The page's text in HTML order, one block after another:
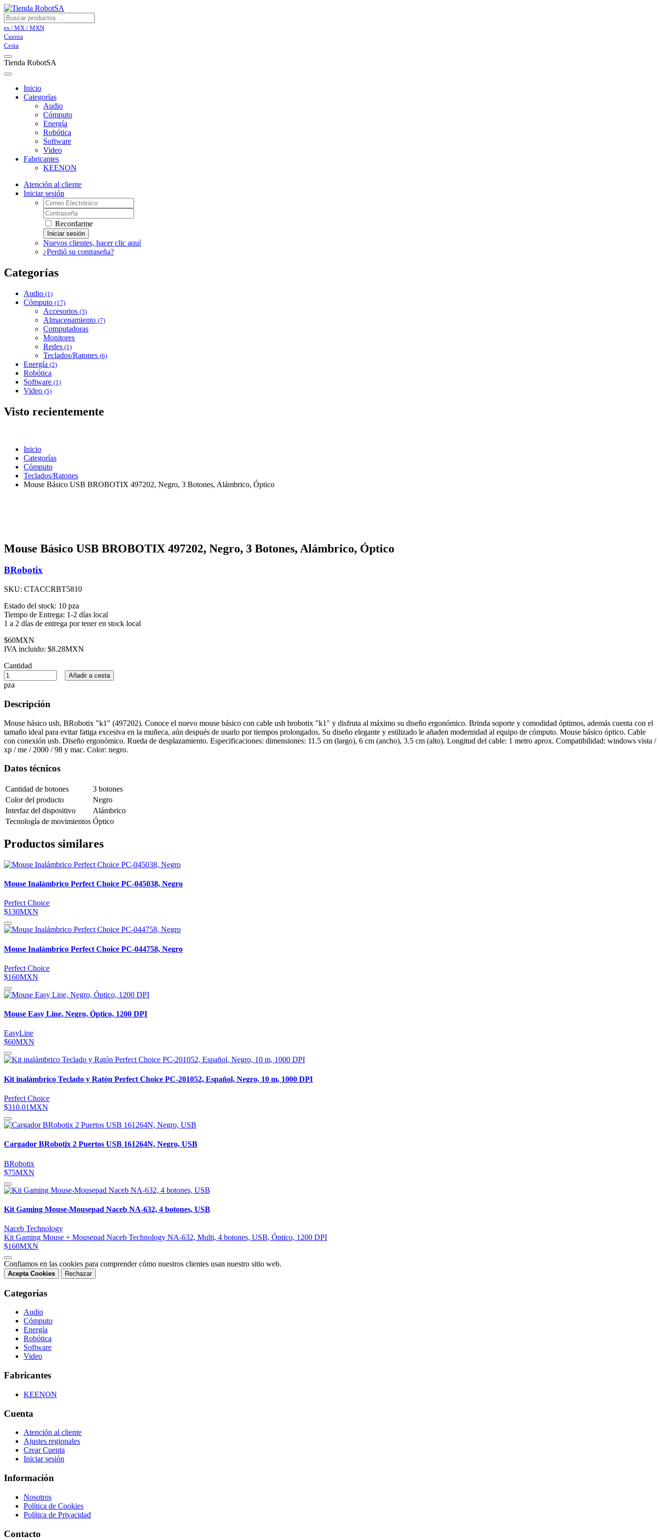
es / MX / MXN
Cuenta
Cesta
Tienda RobotSA
Inicio
Categorías
Audio
Cómputo
Energía
Robótica
Software
Video
Fabricantes
KEENON
Atención al cliente
Iniciar sesión
Recordarme
Iniciar sesión
Nuevos clientes, hacer clic aquí
¿Perdió su contraseña?
Categorías
Audio (1)
Cómputo (17)
Accesorios (3)
Almacenamiento (7)
Computadoras
Monitores
Redes (1)
Teclados/Ratones (6)
Energía (2)
Robótica
Software (1)
Video (5)
Visto recientemente
Inicio
Categorías
Cómputo
Teclados/Ratones
Mouse Básico USB BROBOTIX 497202, Negro, 3 Botones, Alámbrico, Óptico
Mouse Básico USB BROBOTIX 497202, Negro, 3 Botones, Alámbrico, Óptico
BRobotix
SKU: CTACCRBT5810
Estado del stock: 10 pza
Tiempo de Entrega: 1-2 días local
1 a 2 días de entrega por tener en stock local
$60MXN
IVA incluido: $8.28MXN
Cantidad
pza
Añadir a cesta
Descripción
Mouse básico usb, BRobotix "k1" (497202). Conoce el nuevo mouse básico con cable usb brobotix "k1" y disfruta al máximo su diseño ergonómico. Brinda soporte y comodidad óptimos, además cuenta con el
tamaño ideal para evitar fatiga excesiva en la muñeca, aún después de usarlo por tiempos prolongados. Su diseño elegante y estilizado le añaden modernidad al equipo de cómputo. Mouse básico óptico. Cable
con conexión usb. Diseño ergonómico. Rueda de desplazamiento. Especificaciones: dimensiones: 11.5 cm (largo), 6 cm (ancho), 3.5 cm (alto). Longitud del cable: 1 metro aprox. Compatibilidad: windows vista /
xp / me / 2000 / 98 y mac. Color: negro.
Datos técnicos
Cantidad de botones
3 botones
Color del producto
Negro
Interfaz del dispositivo
Alámbrico
Tecnología de movimientos Óptico
Productos similares
Mouse Inalámbrico Perfect Choice PC-045038, Negro
Perfect Choice
$130MXN
Mouse Inalámbrico Perfect Choice PC-044758, Negro
Perfect Choice
$160MXN
Mouse Easy Line, Negro, Óptico, 1200 DPI
EasyLine
$60MXN
Kit inalámbrico Teclado y Ratón Perfect Choice PC-201052, Español, Negro, 10 m, 1000 DPI
Perfect Choice
$310.01MXN
Cargador BRobotix 2 Puertos USB 161264N, Negro, USB
BRobotix
$75MXN
Kit Gaming Mouse-Mousepad Naceb NA-632, 4 botones, USB
Naceb Technology
Kit Gaming Mouse + Mousepad Naceb Technology NA-632, Multi, 4 botones, USB, Óptico, 1200 DPI
$160MXN
Confiamos en las cookies para comprender cómo nuestros clientes usan nuestro sitio web.
Acepta Cookies Rechazar
Categorías
Audio
Cómputo
Energía
Robótica
Software
Video
Fabricantes
KEENON
Cuenta
Atención al cliente
Ajustes regionales
Crear Cuenta
Iniciar sesión
Información
Nosotros
Política de Cookies
Política de Privacidad
Contacto